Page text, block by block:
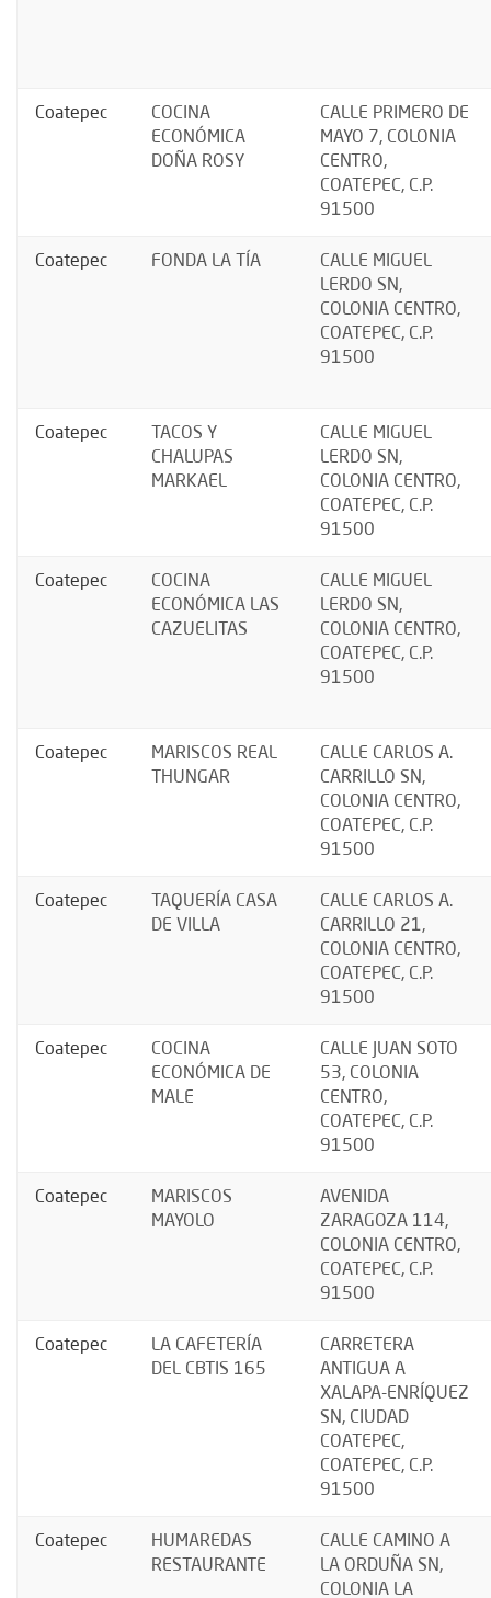
Coatepec
COCINA
ECONÓMICA
DOÑA ROSY
CALLE PRIMERO DE
MAYO 7, COLONIA
CENTRO,
COATEPEC, C.P.
91500
Coatepec FONDA LA TÍA
CALLE MIGUEL
LERDO SN,
COLONIA CENTRO,
COATEPEC, C.P.
91500
Coatepec
TACOS Y
CHALUPAS
MARKAEL
CALLE MIGUEL
LERDO SN,
COLONIA CENTRO,
COATEPEC, C.P.
91500
Coatepec
COCINA
ECONÓMICA LAS
CAZUELITAS
CALLE MIGUEL
LERDO SN,
COLONIA CENTRO,
COATEPEC, C.P.
91500
Coatepec
MARISCOS REAL
THUNGAR
CALLE CARLOS A.
CARRILLO SN,
COLONIA CENTRO,
COATEPEC, C.P.
91500
Coatepec
TAQUERÍA CASA
DE VILLA
CALLE CARLOS A.
CARRILLO 21,
COLONIA CENTRO,
COATEPEC, C.P.
91500
Coatepec
COCINA
ECONÓMICA DE
MALE
CALLE JUAN SOTO
53, COLONIA
CENTRO,
COATEPEC, C.P.
91500
Coatepec
MARISCOS
MAYOLO
AVENIDA
ZARAGOZA 114,
COLONIA CENTRO,
COATEPEC, C.P.
91500
Coatepec
LA CAFETERÍA
DEL CBTIS 165
CARRETERA
ANTIGUA A
XALAPA-ENRÍQUEZ
SN, CIUDAD
COATEPEC,
COATEPEC, C.P.
91500
Coatepec
HUMAREDAS
RESTAURANTE
CALLE CAMINO A
LA ORDUÑA SN,
COLONIA LA